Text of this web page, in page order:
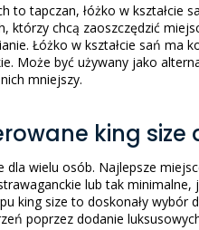
to tapczan, łóżko w kształcie
którzy chcą zaoszczędzić
Łóżko w kształcie sań ma
Może być używany jako
mniejszy.
king size
dla wielu osób. Najlepsze
lub tak minimalne,
king size to doskonały wybór
poprzez dodanie